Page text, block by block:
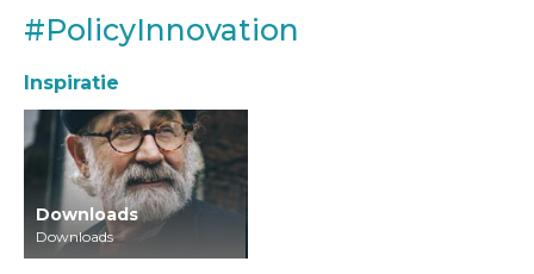
#PolicyInnovation
Inspiratie
Downloads
Downloads